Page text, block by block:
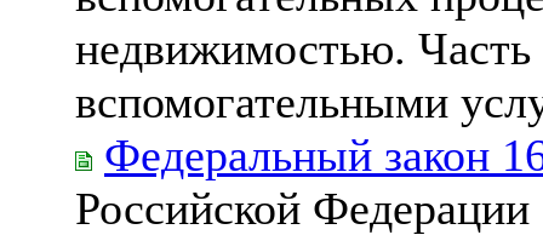
недвижимостью.
вспомогательными
Федеральный закон
Российской Федерации